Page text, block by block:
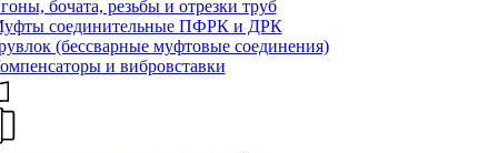
бочата, резьбы и отрезки труб
соединительные ПФРК и ДРК
(бессварные муфтовые соединения)
и вибровставки